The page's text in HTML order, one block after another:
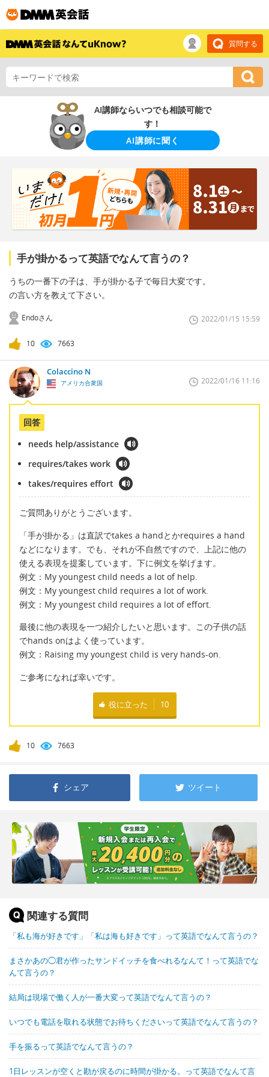
質問する
AI講師ならいつでも相談可能で
す！
AI講師に聞く
手が掛かるって英語でなんて言うの？
うちの一番下の子は、手が掛かる子で毎日大変です。
の言い方を教えて下さい。
Endoさん 2022/01/15 15:59
10 7663
Colaccino N
アメリカ合衆国 2022/01/16 11:16
回答
needs help/assistance
requires/takes work
takes/requires effort
ご質問ありがとうございます。
「手が掛かる」は直訳でtakes a handとかrequires a hand
などになります。でも、それが不自然ですので、上記に他の
使える表現を提案しています。下に例文を挙げます。
例文：My youngest child needs a lot of help.
例文：My youngest child requires a lot of work.
例文：My youngest child requires a lot of effort.
最後に他の表現を一つ紹介したいと思います。この子供の話
でhands onはよく使っています。
例文：Raising my youngest child is very hands-on.
ご参考になれば幸いです。
役に立った 10
10 7663
シェア ツイート
関連する質問
「私も海が好きです」「私は海も好きです」って英語でなんて言うの？
まさかあの◯君が作ったサンドイッチを食べれるなんて！って英語でな
んて言うの？
結局は現場で働く人が一番大変って英語でなんて言うの？
いつでも電話を取れる状態でお待ちくださいって英語でなんて言うの？
手を振るって英語でなんて言うの？
1日レッスンが空くと勘が戻るのに時間が掛かる。って英語でなんて言